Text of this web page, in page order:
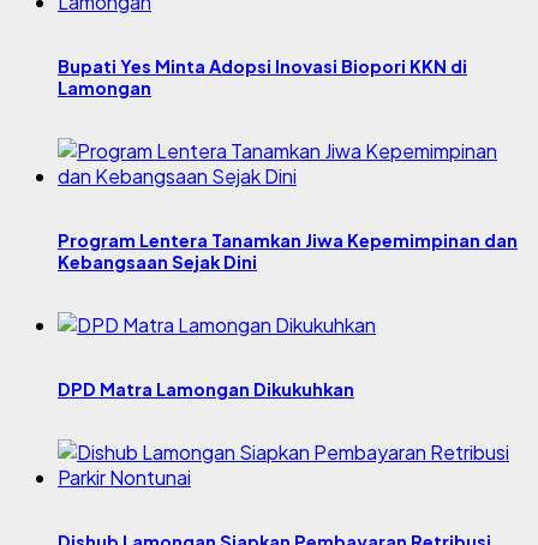
Bupati Yes Minta Adopsi Inovasi Biopori KKN di
Lamongan
Program Lentera Tanamkan Jiwa Kepemimpinan dan
Kebangsaan Sejak Dini
DPD Matra Lamongan Dikukuhkan